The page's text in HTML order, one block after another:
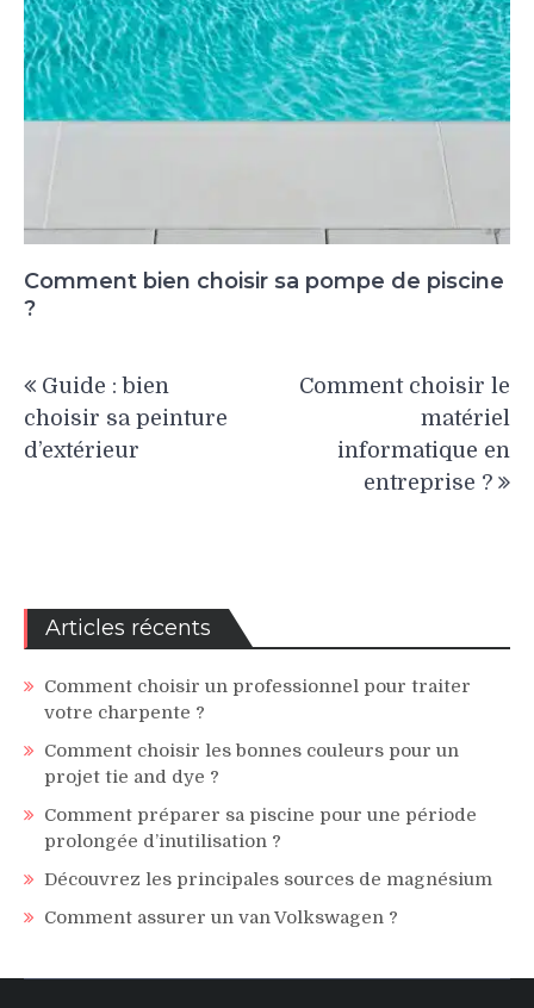
Comment bien choisir sa pompe de piscine
?
de
l’article
Guide : bien
choisir sa peinture
d’extérieur
Comment choisir le
matériel
informatique en
entreprise ?
Articles récents
Comment choisir un professionnel pour traiter
votre charpente ?
Comment choisir les bonnes couleurs pour un
projet tie and dye ?
Comment préparer sa piscine pour une période
prolongée d’inutilisation ?
Découvrez les principales sources de magnésium
Comment assurer un van Volkswagen ?